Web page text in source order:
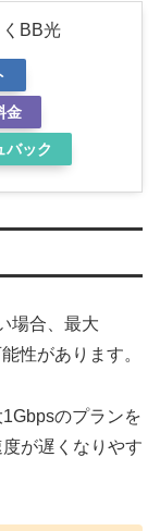
BB光
金
バック
場合、最大
性があります。
のプランを
が遅くなりやす